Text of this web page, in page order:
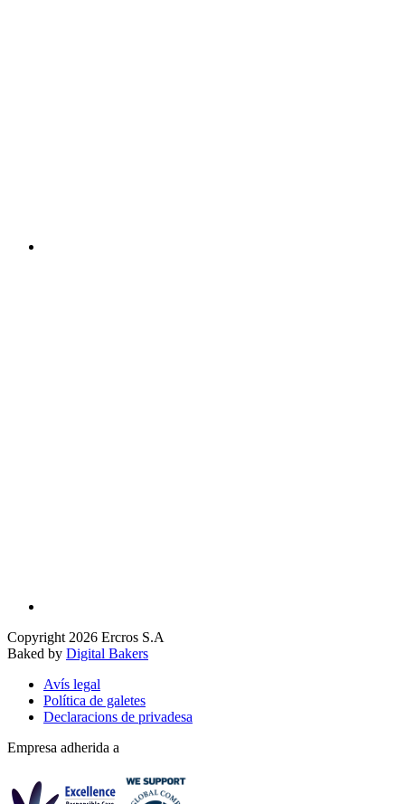
Copyright 2026 Ercros S.A
Baked by Digital Bakers
Avís legal
Política de galetes
Declaracions de privadesa
Empresa adherida a